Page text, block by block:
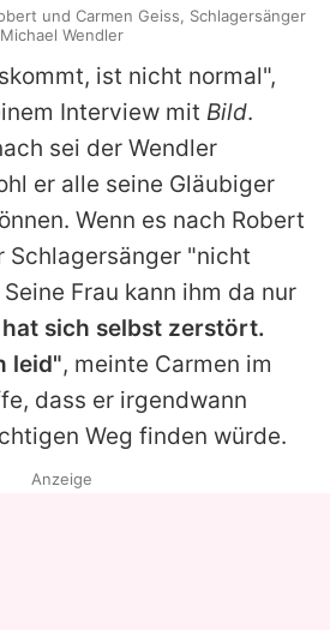
ist nicht normal",
Interview mit Bild.
sei der Wendler
er alle seine Gläubiger
Wenn es nach Robert
Schlagersänger "nicht
Frau kann ihm da nur
sich selbst zerstört.
leid", meinte Carmen im
dass er irgendwann
Weg finden würde.
und Carmen Geiss, Schlagersänger
Michael Wendler
Anzeige